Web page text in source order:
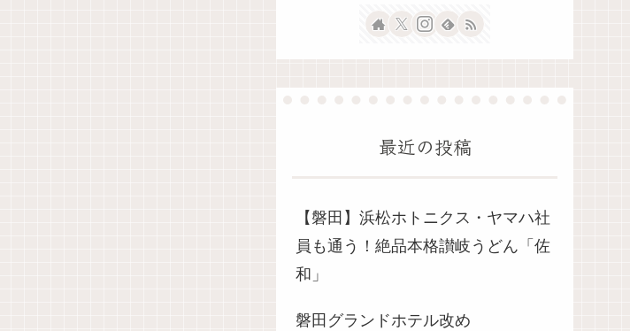
最近の投稿
【磐田】浜松ホトニクス・ヤマハ社
員も通う！絶品本格讃岐うどん「佐
和」
磐田グランドホテル改め